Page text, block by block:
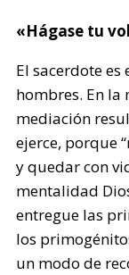
«Hágase tu
El sacerdote
hombres. En
mediación
ejerce, porque
y quedar con
mentalidad
entregue las
los
un modo de